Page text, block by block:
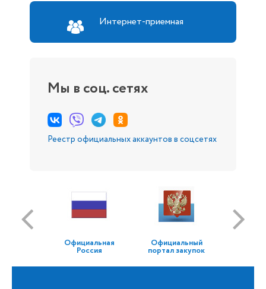
Интернет-приемная
Мы в соц. сетях
Реестр официальных аккаунтов в соцсетях
Официальная
Россия
Официальный
портал закупок